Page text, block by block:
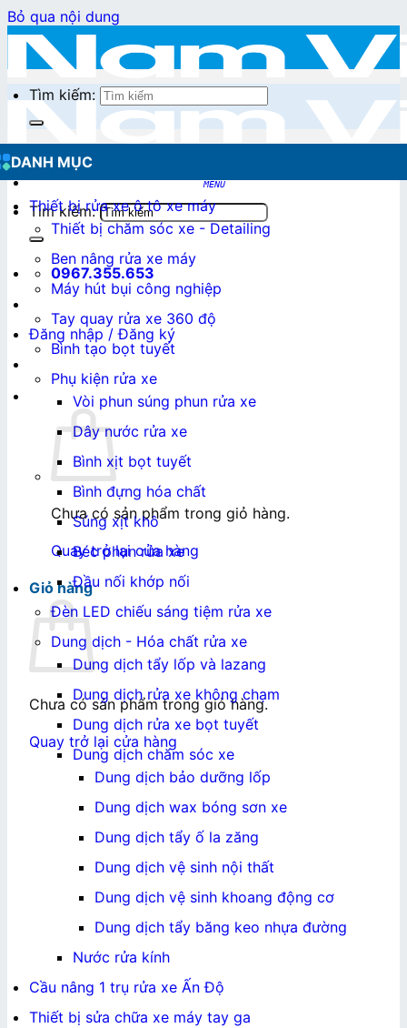
Bỏ qua nội dung
Tìm kiếm:
0967.355.653
Đăng nhập / Đăng ký
Chưa có sản phẩm trong giỏ hàng.
Quay trở lại cửa hàng
Giỏ hàng
Chưa có sản phẩm trong giỏ hàng.
Quay trở lại cửa hàng
Tìm kiếm:
DANH MỤC
Thiết bị rửa xe ô tô xe máy
Thiết bị chăm sóc xe - Detailing
Ben nâng rửa xe máy
Máy hút bụi công nghiệp
Tay quay rửa xe 360 độ
Bình tạo bọt tuyết
Phụ kiện rửa xe
Vòi phun súng phun rửa xe
Dây nước rửa xe
Bình xịt bọt tuyết
Bình đựng hóa chất
Súng xịt khô
Béc phun rửa xe
Đầu nối khớp nối
Đèn LED chiếu sáng tiệm rửa xe
Dung dịch - Hóa chất rửa xe
Dung dịch tẩy lốp và lazang
Dung dịch rửa xe không chạm
Dung dịch rửa xe bọt tuyết
Dung dịch chăm sóc xe
Dung dịch bảo dưỡng lốp
Dung dịch wax bóng sơn xe
Dung dịch tẩy ố la zăng
Dung dịch vệ sinh nội thất
Dung dịch vệ sinh khoang động cơ
Dung dịch tẩy băng keo nhựa đường
Nước rửa kính
Cầu nâng 1 trụ rửa xe Ấn Độ
Thiết bị sửa chữa xe máy tay ga